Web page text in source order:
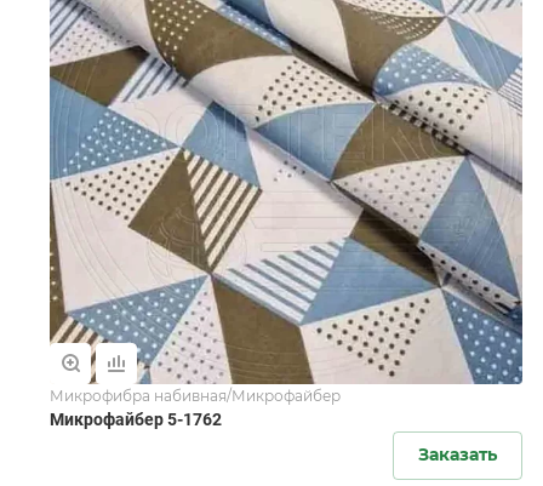
Микрофибра набивная/Микрофайбер
Микрофайбер 5-1762
Заказать